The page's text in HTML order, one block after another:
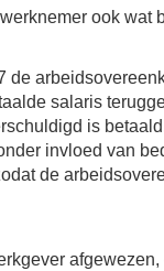
ook wat
salaris
is
invloed van
de